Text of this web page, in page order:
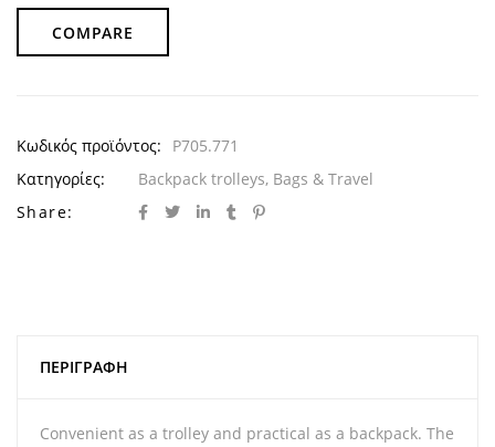
COMPARE
Κωδικός προϊόντος:
P705.771
Κατηγορίες:
Backpack trolleys, Bags & Travel
Share:
ΠΕΡΙΓΡΑΦΉ
Convenient as a trolley and practical as a backpack. The